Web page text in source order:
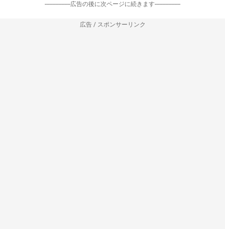
-----------------広告の後に次ページに続きます-----------------
広告 / スポンサーリンク